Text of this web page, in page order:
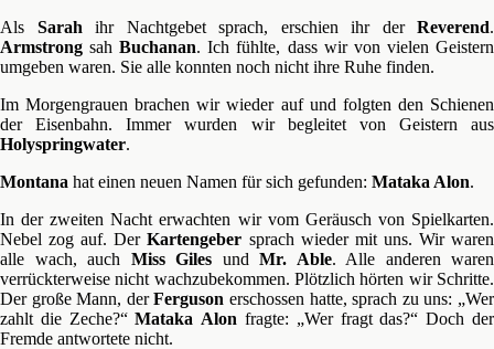
Als Sarah ihr Nachtgebet sprach, erschien ihr der Reverend.
Armstrong sahBuchanan. Ich fühlte, dass wir von vielen Geistern
umgeben waren. Sie alle konnten noch nicht ihre Ruhe finden.
Im Morgengrauen brachen wir wieder auf und folgten den Schienen
der Eisenbahn. Immer wurden wir begleitet von Geistern aus
Holyspringwater.
Montana hat einen neuen Namen für sich gefunden: Mataka Alon.
In der zweiten Nacht erwachten wir vom Geräusch von Spielkarten.
Nebel zog auf. DerKartengeber sprach wieder mit uns. Wir waren
alle wach, auch Miss Giles und Mr. Able. Alle anderen waren
verrückterweise nicht wachzubekommen. Plötzlich hörten wir Schritte.
Der große Mann, derFerguson erschossen hatte, sprach zu uns: „Wer
zahlt die Zeche?“Mataka Alon fragte: „Wer fragt das?“ Doch der
Fremde antwortete nicht.